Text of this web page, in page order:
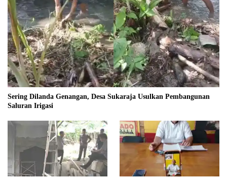
Sering Dilanda Genangan, Desa Sukaraja Usulkan Pembangunan
Saluran Irigasi